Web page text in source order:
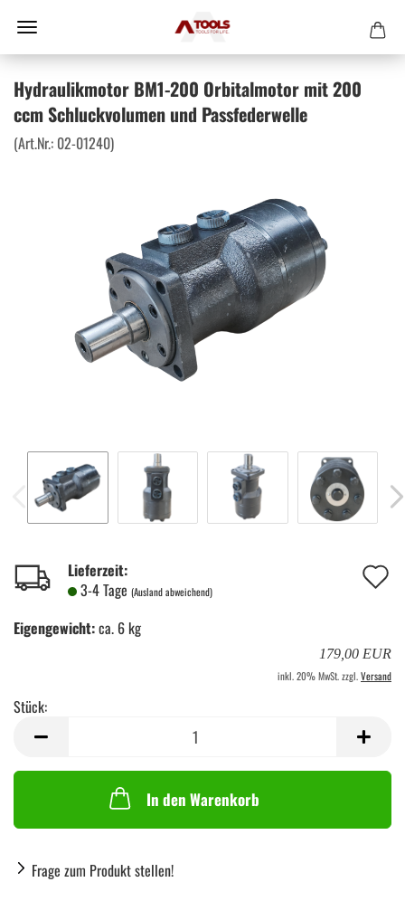
Hydraulikmotor BM1-200 Orbitalmotor mit 200
ccm Schluckvolumen und Passfederwelle
(Art.Nr.: 02-01240)
Lieferzeit:
3-4 Tage (Ausland abweichend)
Eigengewicht:ca. 6 kg
179,00 EUR
inkl. 20% MwSt. zzgl.Versand
Stück:
In den Warenkorb
Frage zum Produkt stellen!